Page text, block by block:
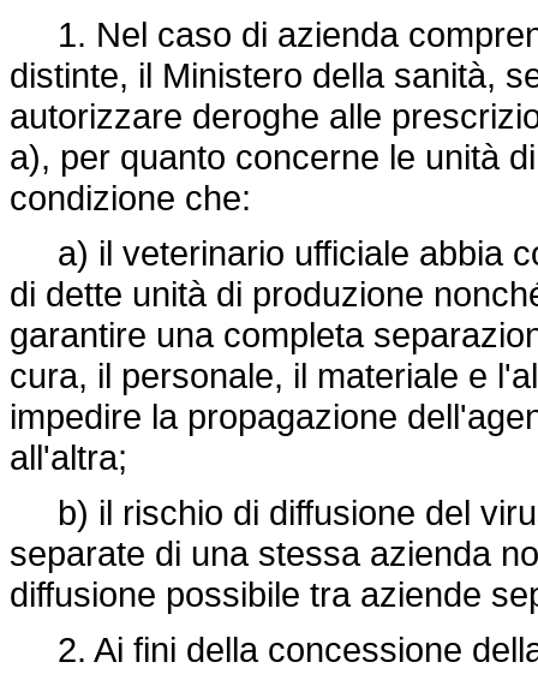
1. Nel caso di azienda
distinte, il Ministero della sanità,
autorizzare deroghe alle
a), per quanto concerne le unità
condizione che:
a) il veterinario ufficiale abbia
di dette unità di produzione
garantire una completa
cura, il personale, il materiale e
impedire la propagazione
all'altra;
b) il rischio di diffusione del
separate di una stessa azienda
diffusione possibile tra aziende
2. Ai fini della concessione